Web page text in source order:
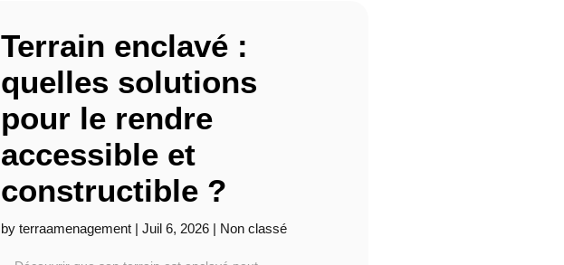
Terrain enclavé :
quelles solutions
pour le rendre
accessible et
constructible ?
by terraamenagement| Juil 6, 2026| Non classé